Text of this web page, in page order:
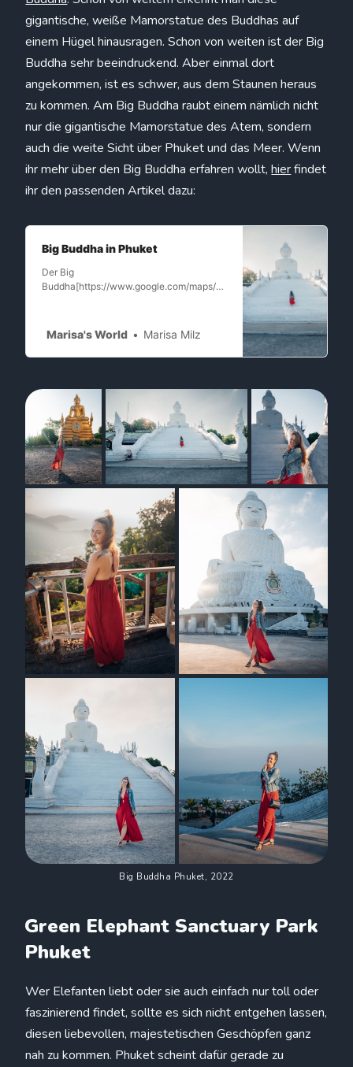
gigantische, weiße Mamorstatue des Buddhas auf
einem Hügel hinausragen. Schon von weiten ist der Big
Buddha sehr beeindruckend. Aber einmal dort
angekommen, ist es schwer, aus dem Staunen heraus
zu kommen. Am Big Buddha raubt einem nämlich nicht
nur die gigantische Mamorstatue des Atem, sondern
auch die weite Sicht über Phuket und das Meer. Wenn
ihr mehr über den Big Buddha erfahren wollt,hierfindet
ihr den passenden Artikel dazu:
Big Buddha in Phuket
Der Big
Buddha[https://www.google.com/maps/pl
1!4b1!4m5!3m4!1s0x30502f60cf972939:
4d98.3128423] von Phuket gilt als einer
Marisa's World Marisa Milz
Big Buddha Phuket, 2022
Green Elephant Sanctuary Park
Phuket
Wer Elefanten liebt oder sie auch einfach nur toll oder
faszinierend findet, sollte es sich nicht entgehen lassen,
diesen liebevollen, majestetischen Geschöpfen ganz
nah zu kommen. Phuket scheint dafür gerade zu